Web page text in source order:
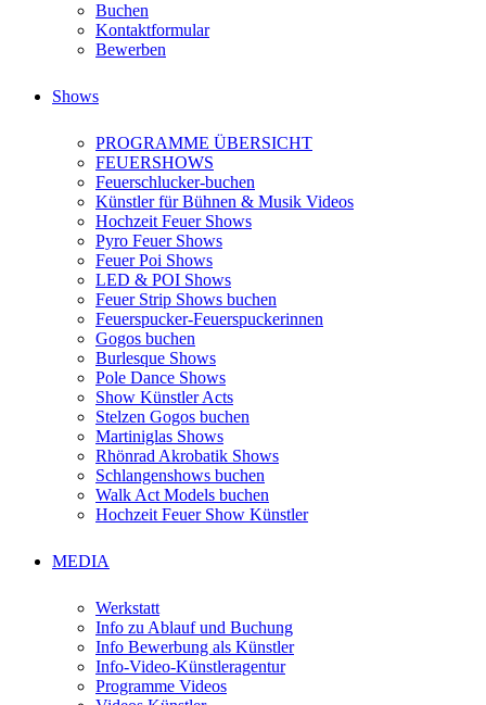
Buchen
Kontaktformular
Bewerben
Shows
PROGRAMME ÜBERSICHT
FEUERSHOWS
Feuerschlucker-buchen
Künstler für Bühnen & Musik Videos
Hochzeit Feuer Shows
Pyro Feuer Shows
Feuer Poi Shows
LED & POI Shows
Feuer Strip Shows buchen
Feuerspucker-Feuerspuckerinnen
Gogos buchen
Burlesque Shows
Pole Dance Shows
Show Künstler Acts
Stelzen Gogos buchen
Martiniglas Shows
Rhönrad Akrobatik Shows
Schlangenshows buchen
Walk Act Models buchen
Hochzeit Feuer Show Künstler
MEDIA
Werkstatt
Info zu Ablauf und Buchung
Info Bewerbung als Künstler
Info-Video-Künstleragentur
Programme Videos